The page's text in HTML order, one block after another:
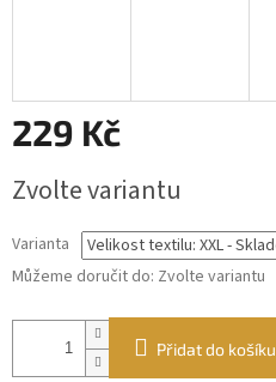
229 Kč
cena:
Zvolte variantu
Varianta
Můžeme doručit do: Zvolte variantu
Přidat do košíku